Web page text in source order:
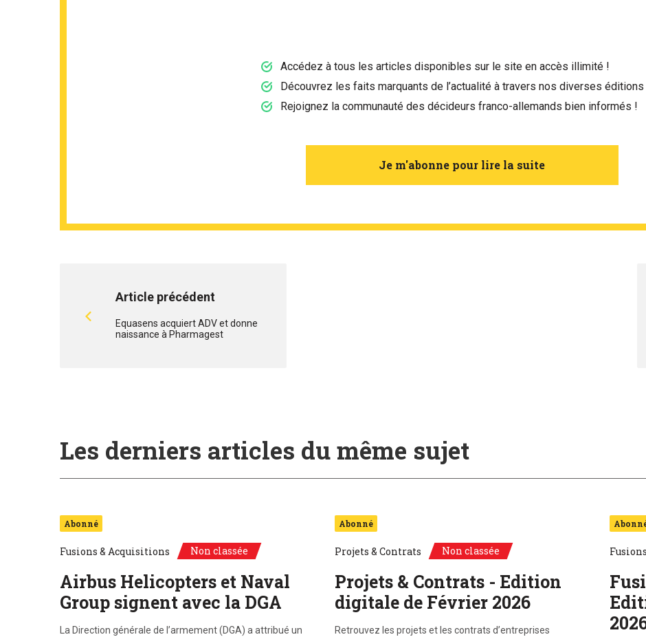
Accédez à tous les articles disponibles sur le site en accès illimité !
Découvrez les faits marquants de l’actualité à travers nos diverses éditions
Rejoignez la communauté des décideurs franco-allemands bien informés !
Je m'abonne pour lire la suite
Article précédent
Equasens acquiert ADV et donne
naissance à Pharmagest
Les derniers articles du même sujet
Abonné
Fusions & Acquisitions Non classée
Airbus Helicopters et Naval
Group signent avec la DGA
La Direction générale de l’armement (DGA) a attribué un
Abonné
Projets & Contrats Non classée
Projets & Contrats - Edition
digitale de Février 2026
Retrouvez les projets et les contrats d’entreprises